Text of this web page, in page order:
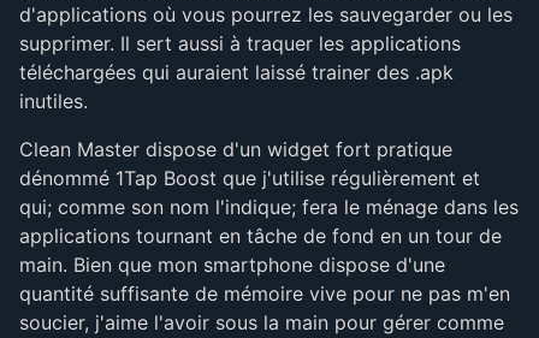
d'applications où vous pourrez les sauvegarder ou les
supprimer. Il sert aussi à traquer les applications
téléchargées qui auraient laissé trainer des .apk
inutiles.
Clean Master dispose d'un widget fort pratique
dénommé 1Tap Boost que j'utilise régulièrement et
qui; comme son nom l'indique; fera le ménage dans les
applications tournant en tâche de fond en un tour de
main. Bien que mon smartphone dispose d'une
quantité suffisante de mémoire vive pour ne pas m'en
soucier, j'aime l'avoir sous la main pour gérer comme